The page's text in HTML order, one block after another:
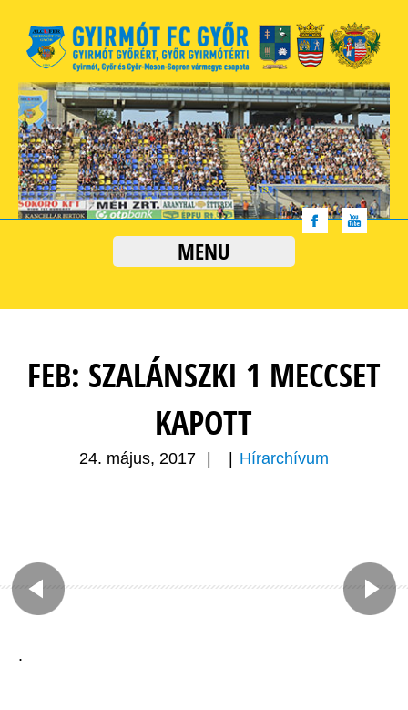
MENU
FEB: SZALÁNSZKI 1 MECCSET
KAPOTT
24. május, 2017 Hírarchívum
.